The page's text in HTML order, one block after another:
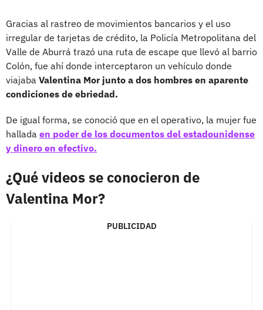
Gracias al rastreo de movimientos bancarios y el uso
irregular de tarjetas de crédito, la Policía Metropolitana del
Valle de Aburrá trazó una ruta de escape que llevó al barrio
Colón, fue ahí donde interceptaron un vehículo donde
viajaba Valentina Mor junto a dos hombres en aparente
condiciones de ebriedad.
De igual forma, se conoció que en el operativo, la mujer fue
hallada en poder de los documentos del estadounidense
y dinero en efectivo.
¿Qué videos se conocieron de
Valentina Mor?
PUBLICIDAD